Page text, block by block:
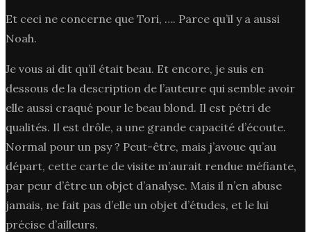
Et ceci ne concerne que Tori, …. Parce qu’il y a aussi
Noah.
Je vous ai dit qu’il était beau. Et encore, je suis en
dessous de la description de l’auteure qui semble avoir
elle aussi craqué pour le beau blond. Il est pétri de
qualités. Il est drôle, a une grande capacité d’écoute.
Normal pour un psy ? Peut-être, mais j’avoue qu’au
départ, cette carte de visite m’aurait rendue méfiante,
par peur d’être un objet d’analyse. Mais il n’en abuse
jamais, ne fait pas d’elle un objet d’études, et le lui
précise d’ailleurs.